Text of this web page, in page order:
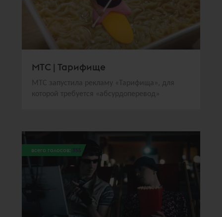
МТС | Тарифище
МТС запустила рекламу «Тарифища», для
которой требуется «абсурдоперевод»
всего голосов: 355